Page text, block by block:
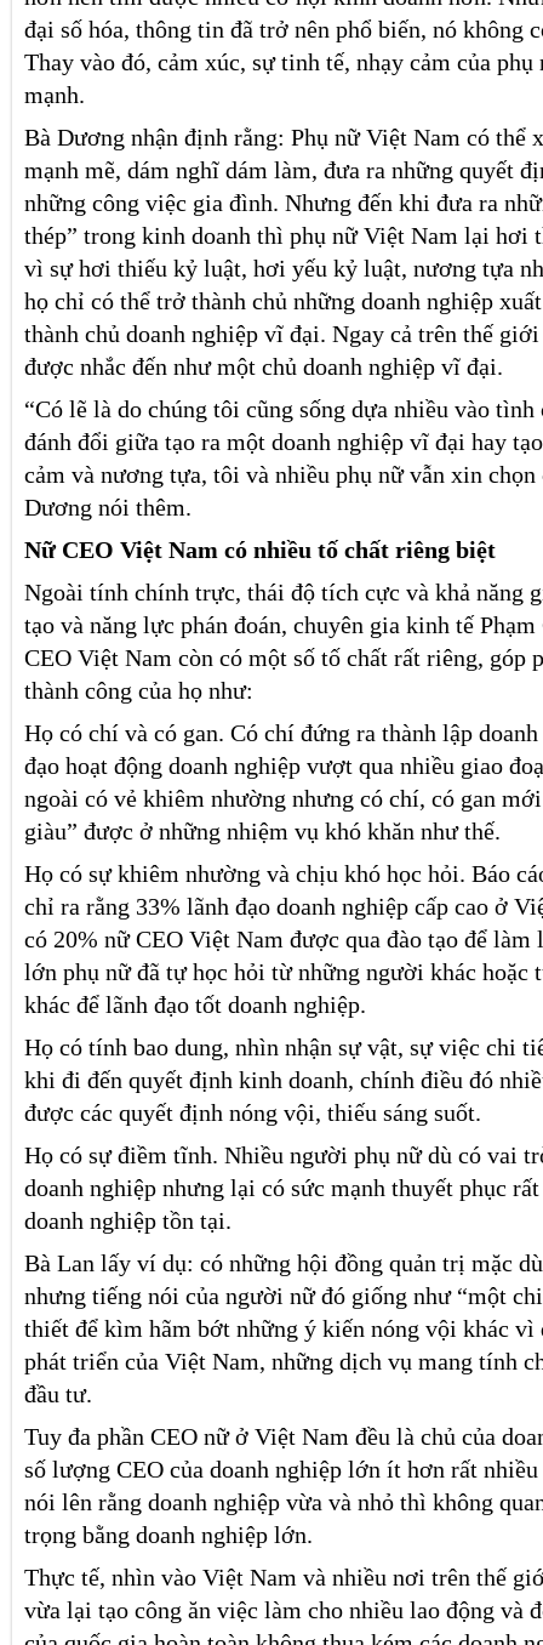
đại số hóa, thông tin đã trở nên phổ biến, nó không
Thay vào đó, cảm xúc, sự tinh tế, nhạy cảm của
mạnh.
Bà Dương nhận định rằng: Phụ nữ Việt Nam có thể
mạnh mẽ, dám nghĩ dám làm, đưa ra những quyết
những công việc gia đình. Nhưng đến khi đưa ra
thép” trong kinh doanh thì phụ nữ Việt Nam lại hơi
vì sự hơi thiếu kỷ luật, hơi yếu kỷ luật, nương tựa
họ chỉ có thể trở thành chủ những doanh nghiệp
thành chủ doanh nghiệp vĩ đại. Ngay cả trên thế
được nhắc đến như một chủ doanh nghiệp vĩ đại.
“Có lẽ là do chúng tôi cũng sống dựa nhiều vào
đánh đổi giữa tạo ra một doanh nghiệp vĩ đại hay
cảm và nương tựa, tôi và nhiều phụ nữ vẫn xin
Dương nói thêm.
Nữ CEO Việt Nam có nhiều tố chất riêng biệt
Ngoài tính chính trực, thái độ tích cực và khả năng
tạo và năng lực phán đoán, chuyên gia kinh tế
CEO Việt Nam còn có một số tố chất rất riêng, góp
thành công của họ như:
Họ có chí và có gan. Có chí đứng ra thành lập
đạo hoạt động doanh nghiệp vượt qua nhiều giao
ngoài có vẻ khiêm nhường nhưng có chí, có gan
giàu” được ở những nhiệm vụ khó khăn như thế.
Họ có sự khiêm nhường và chịu khó học hỏi. Báo
chỉ ra rằng 33% lãnh đạo doanh nghiệp cấp cao ở
có 20% nữ CEO Việt Nam được qua đào tạo để làm
lớn phụ nữ đã tự học hỏi từ những người khác hoặc
khác để lãnh đạo tốt doanh nghiệp.
Họ có tính bao dung, nhìn nhận sự vật, sự việc chi
khi đi đến quyết định kinh doanh, chính điều đó
được các quyết định nóng vội, thiếu sáng suốt.
Họ có sự điềm tĩnh. Nhiều người phụ nữ dù có vai
doanh nghiệp nhưng lại có sức mạnh thuyết phục
doanh nghiệp tồn tại.
Bà Lan lấy ví dụ: có những hội đồng quản trị mặc
nhưng tiếng nói của người nữ đó giống như “một
thiết để kìm hãm bớt những ý kiến nóng vội khác vì
phát triển của Việt Nam, những dịch vụ mang tính
đầu tư.
Tuy đa phần CEO nữ ở Việt Nam đều là chủ của
số lượng CEO của doanh nghiệp lớn ít hơn rất
nói lên rằng doanh nghiệp vừa và nhỏ thì không
trọng bằng doanh nghiệp lớn.
Thực tế, nhìn vào Việt Nam và nhiều nơi trên thế
vừa lại tạo công ăn việc làm cho nhiều lao động và